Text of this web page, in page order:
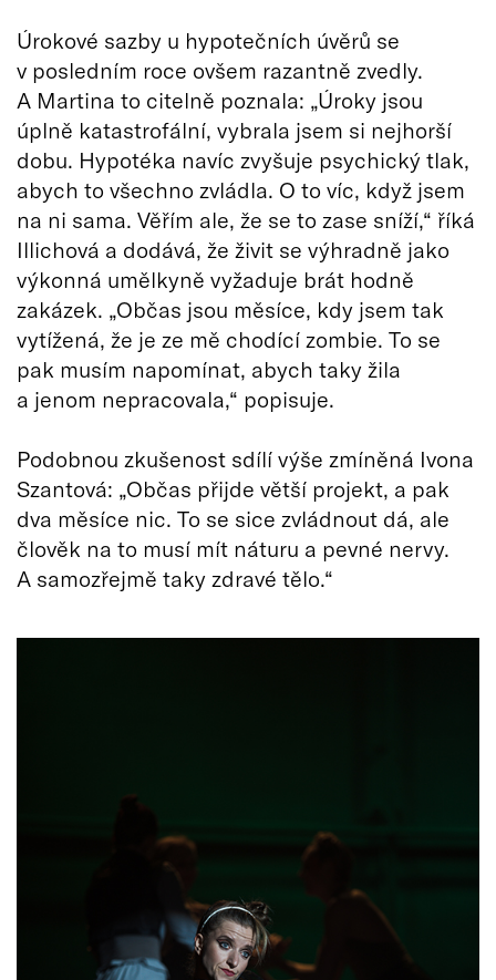
Úrokové sazby u hypotečních úvěrů se
v posledním roce ovšem razantně zvedly.
A Martina to citelně poznala: „Úroky jsou
úplně katastrofální, vybrala jsem si nejhorší
dobu. Hypotéka navíc zvyšuje psychický tlak,
abych to všechno zvládla. O to víc, když jsem
na ni sama. Věřím ale, že se to zase sníží,“ říká
Illichová a dodává, že živit se výhradně jako
výkonná umělkyně vyžaduje brát hodně
zakázek. „Občas jsou měsíce, kdy jsem tak
vytížená, že je ze mě chodící zombie. To se
pak musím napomínat, abych taky žila
a jenom nepracovala,“ popisuje.
Podobnou zkušenost sdílí výše zmíněná Ivona
Szantová: „Občas přijde větší projekt, a pak
dva měsíce nic. To se sice zvládnout dá, ale
člověk na to musí mít náturu a pevné nervy.
A samozřejmě taky zdravé tělo.“